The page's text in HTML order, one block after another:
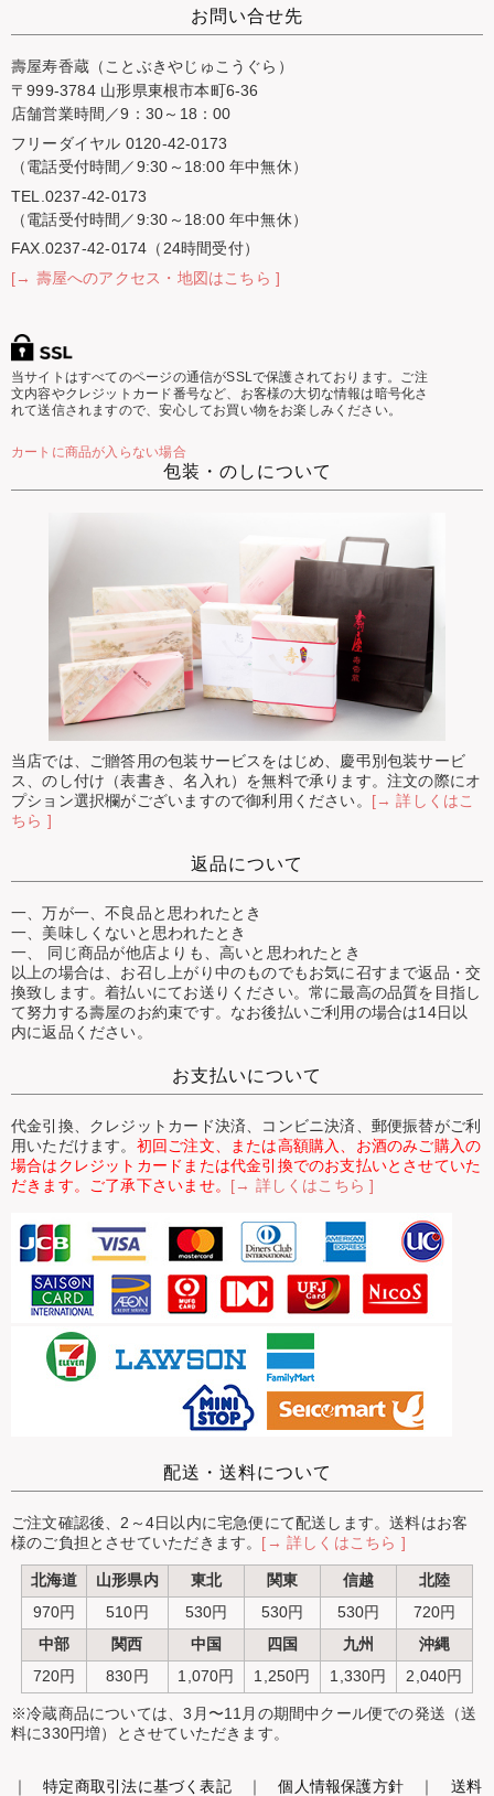
お問い合せ先
壽屋寿香蔵（ことぶきやじゅこうぐら）
〒999-3784 山形県東根市本町6-36
店舗営業時間／9：30～18：00
フリーダイヤル 0120-42-0173
（電話受付時間／9:30～18:00 年中無休）
TEL.0237-42-0173
（電話受付時間／9:30～18:00 年中無休）
FAX.0237-42-0174（24時間受付）
[→ 壽屋へのアクセス・地図はこちら ]
当サイトはすべてのページの通信がSSLで保護されております。ご注
文内容やクレジットカード番号など、お客様の大切な情報は暗号化さ
れて送信されますので、安心してお買い物をお楽しみください。
カートに商品が入らない場合
包装・のしについて
当店では、ご贈答用の包装サービスをはじめ、慶弔別包装サービ
ス、のし付け（表書き、名入れ）を無料で承ります。注文の際にオ
プション選択欄がございますので御利用ください。 [→ 詳しくはこ
ちら ]
返品について
一、万が一、不良品と思われたとき
一、美味しくないと思われたとき
一、 同じ商品が他店よりも、高いと思われたとき
以上の場合は、お召し上がり中のものでもお気に召すまで返品・交
換致します。着払いにてお送りください。常に最高の品質を目指し
て努力する壽屋のお約束です。なお後払いご利用の場合は14日以
内に返品ください。
お支払いについて
代金引換、クレジットカード決済、コンビニ決済、郵便振替がご利
用いただけます。 初回ご注文、または高額購入、お酒のみご購入の
場合はクレジットカードまたは代金引換でのお支払いとさせていた
だきます。ご了承下さいませ。 [→ 詳しくはこちら ]
配送・送料について
ご注文確認後、2～4日以内に宅急便にて配送します。送料はお客
様のご負担とさせていただきます。 [→ 詳しくはこちら ]
北海道 山形県内 東北 関東 信越
北陸
970円
510円 530円 530円 530円
720円
中部
関西 中国 四国 九州
沖縄
720円
830円 1,070円 1,250円 1,330円 2,040円
※冷蔵商品については、3月〜11月の期間中クール便での発送（送
料に330円増）とさせていただきます。
｜特定商取引法に基づく表記｜個人情報保護方針 ｜ 送料